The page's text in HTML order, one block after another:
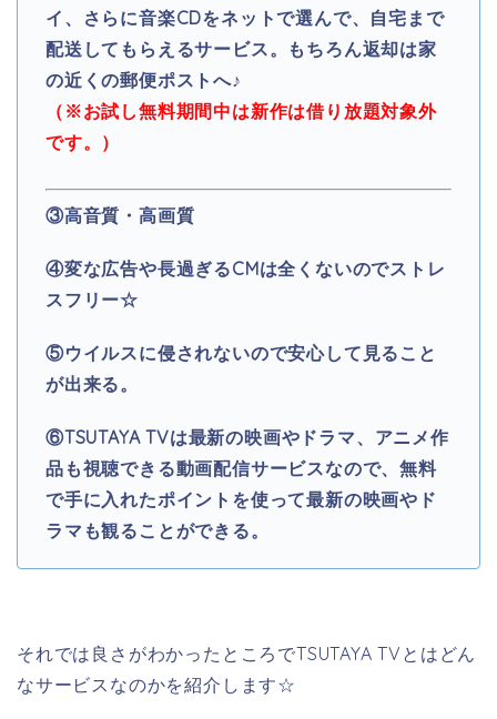
イ、さらに音楽CDをネットで選んで、自宅まで
配送してもらえるサービス。もちろん返却は家
の近くの郵便ポストへ♪
（※お試し無料期間中は新作は借り放題対象外
です。）
③高音質・高画質
④変な広告や長過ぎるCMは全くないのでストレ
スフリー☆
⑤ウイルスに侵されないので安心して見ること
が出来る。
⑥TSUTAYA TVは最新の映画やドラマ、アニメ作
品も視聴できる動画配信サービスなので、無料
で手に入れたポイントを使って最新の映画やド
ラマも観ることができる。
それでは良さがわかったところでTSUTAYA TVとはどん
なサービスなのかを紹介します☆